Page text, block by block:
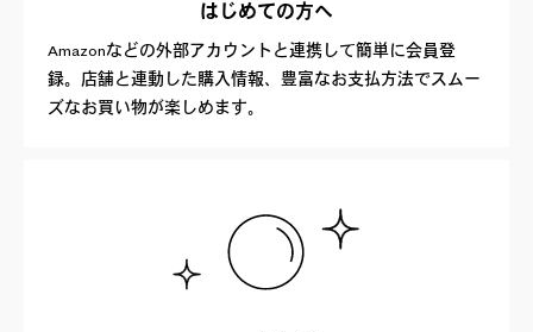
はじめての方へ
Amazonなどの外部アカウントと連携して簡単に会員登
録。店舗と連動した購入情報、豊富なお支払方法でスムー
ズなお買い物が楽しめます。